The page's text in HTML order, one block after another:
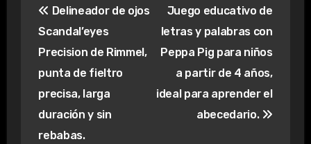
de
entradas
Delineador de ojos
Scandal’eyes
Precision de Rimmel,
punta de fieltro
precisa, larga
duración y sin
rebabas.
Juego educativo de
letras y palabras con
Peppa Pig para niños
a partir de 4 años,
ideal para aprender el
abecedario.